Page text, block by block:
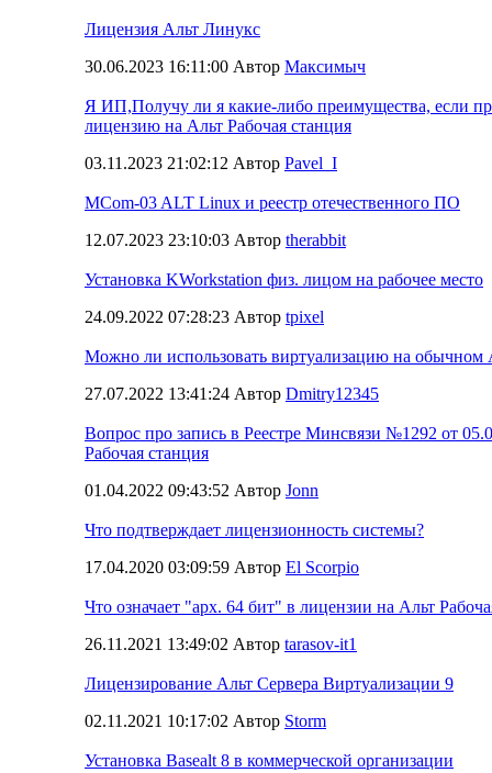
Лицензия Альт Линукс
30.06.2023 16:11:00 Автор Максимыч
Я ИП,Получу ли я какие-либо преимущества, если
лицензию на Альт Рабочая станция
03.11.2023 21:02:12 Автор Pavel_I
MCom-03 ALT Linux и реестр отечественного ПО
12.07.2023 23:10:03 Автор therabbit
Установка KWorkstation физ. лицом на рабочее место
24.09.2022 07:28:23 Автор tpixel
Можно ли использовать виртуализацию на обычном
27.07.2022 13:41:24 Автор Dmitry12345
Вопрос про запись в Реестре Минсвязи №1292 от
Рабочая станция
01.04.2022 09:43:52 Автор Jonn
Что подтверждает лицензионность системы?
17.04.2020 03:09:59 Автор El Scorpio
Что означает "арх. 64 бит" в лицензии на Альт
26.11.2021 13:49:02 Автор tarasov-it1
Лицензирование Альт Сервера Виртуализации 9
02.11.2021 10:17:02 Автор Storm
Установка Basealt 8 в коммерческой организации